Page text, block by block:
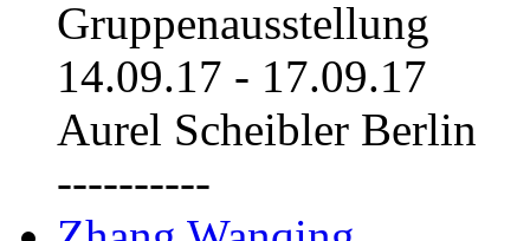
Gruppenausstellung
14.09.17 - 17.09.17
Aurel Scheibler Berlin
----------